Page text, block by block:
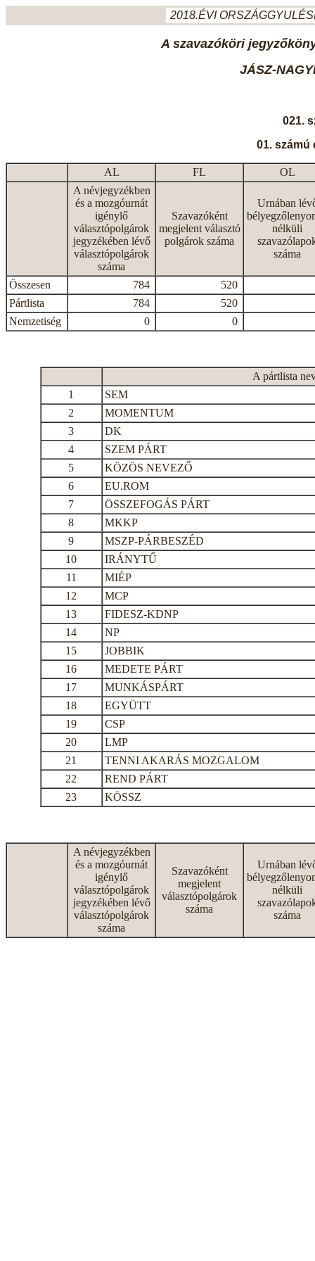
2018.ÉVI
A szavazóköri
JÁSZ-
021.
01. számú
AL FL
OL
A névjegyzékben
és a mozgóurnát
igénylő
választópolgárok
jegyzékében lévő
választópolgárok
száma
Szavazóként
megjelent választó
polgárok száma
Urnában
nélküli
száma
Összesen 784
520
Pártlista
784
520
Nemzetiség
0 0
A pártlista
1
SEM
2
MOMENTUM
3
DK
4
SZEM PÁRT
5
KÖZÖS NEVEZŐ
6
EU.ROM
7
ÖSSZEFOGÁS PÁRT
8
MKKP
9
MSZP-PÁRBESZÉD
10
IRÁNYTŰ
11
MIÉP
12
MCP
13
FIDESZ-KDNP
14
NP
15
JOBBIK
16
MEDETE PÁRT
17
MUNKÁSPÁRT
18
EGYÜTT
19
CSP
20
LMP
21
TENNI AKARÁS MOZGALOM
22
REND PÁRT
23
KÖSSZ
A névjegyzékben
és a mozgóurnát
igénylő
választópolgárok
jegyzékében lévő
választópolgárok
száma
Szavazóként
megjelent
választópolgárok
száma
Urnában
nélküli
száma